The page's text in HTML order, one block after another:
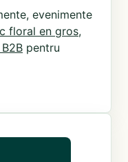
evenimente
floral en gros,
pentru